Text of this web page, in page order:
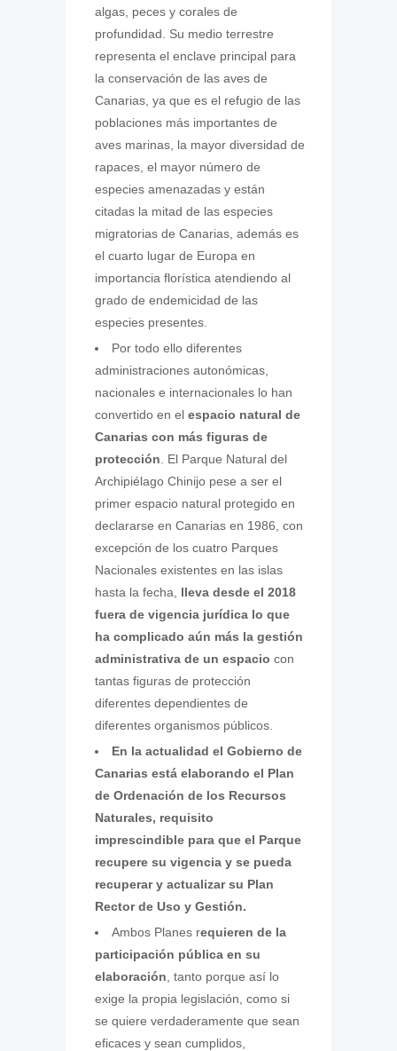
algas, peces y corales de
profundidad. Su medio terrestre
representa el enclave principal para
la conservación de las aves de
Canarias, ya que es el refugio de las
poblaciones más importantes de
aves marinas, la mayor diversidad de
rapaces, el mayor número de
especies amenazadas y están
citadas la mitad de las especies
migratorias de Canarias, además es
el cuarto lugar de Europa en
importancia florística atendiendo al
grado de endemicidad de las
especies presentes.
Por todo ello diferentes
administraciones autonómicas,
nacionales e internacionales lo han
convertido en el espacio natural de
Canarias con más figuras de
protección. El Parque Natural del
Archipiélago Chinijo pese a ser el
primer espacio natural protegido en
declararse en Canarias en 1986, con
excepción de los cuatro Parques
Nacionales existentes en las islas
hasta la fecha, lleva desde el 2018
fuera de vigencia jurídica lo que
ha complicado aún más la gestión
administrativa de un espacio con
tantas figuras de protección
diferentes dependientes de
diferentes organismos públicos.
En la actualidad el Gobierno de
Canarias está elaborando el Plan
de Ordenación de los Recursos
Naturales, requisito
imprescindible para que el Parque
recupere su vigencia y se pueda
recuperar y actualizar su Plan
Rector de Uso y Gestión.
Ambos Planes requieren de la
participación pública en su
elaboración, tanto porque así lo
exige la propia legislación, como si
se quiere verdaderamente que sean
eficaces y sean cumplidos,